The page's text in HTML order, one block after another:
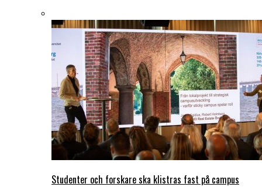
Studenter och forskare ska klistras fast på campus